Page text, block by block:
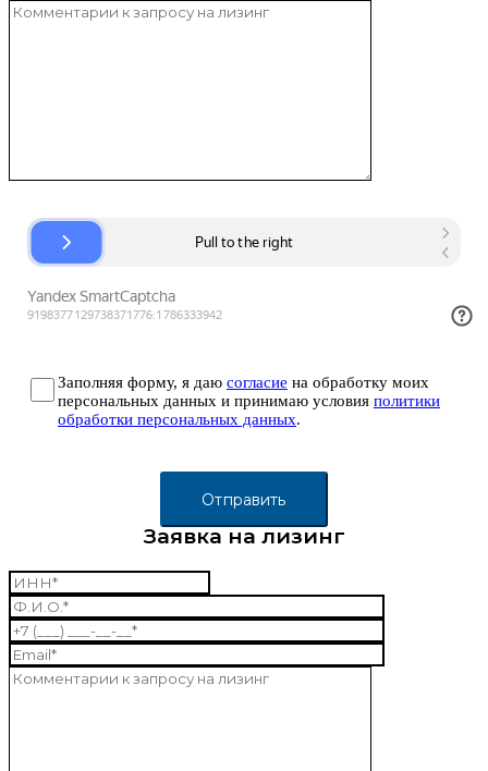
Заполняя форму, я даю согласие на обработку моих
персональных данных и принимаю условия политики
обработки персональных данных.
Заявка на лизинг